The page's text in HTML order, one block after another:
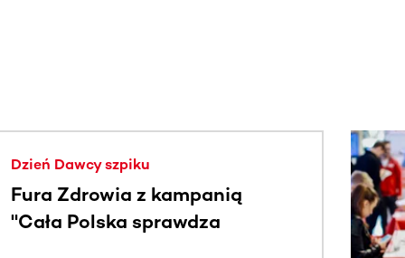
Dzień Dawcy szpiku
Fura Zdrowia z kampanią
"Cała Polska sprawdza